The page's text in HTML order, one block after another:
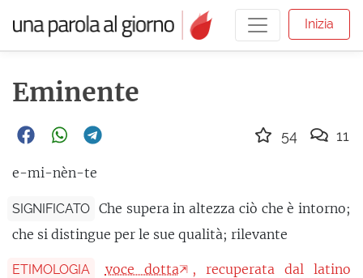
Inizia
Eminente
e-mi-nèn-te
SIGNIFICATO Che supera in altezza ciò che è intorno;
che si distingue per le sue qualità; rilevante
ETIMOLOGIA voce dotta
, recuperata dal latino
54 11